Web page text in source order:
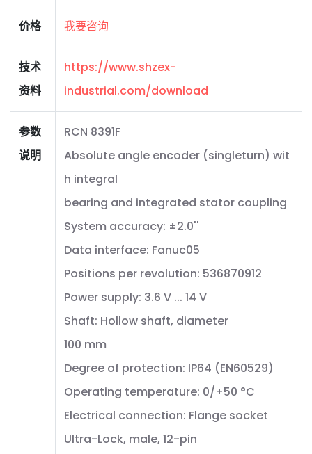
价格 我要咨询
技术
资料
https://www.shzex-
industrial.com/download
参数
说明
RCN 8391F
Absolute angle encoder (singleturn) wit
h integral
bearing and integrated stator coupling
System accuracy: ±2.0''
Data interface: Fanuc05
Positions per revolution: 536870912
Power supply: 3.6 V ... 14 V
Shaft: Hollow shaft, diameter
100 mm
Degree of protection: IP64 (EN60529)
Operating temperature: 0/+50 °C
Electrical connection: Flange socket
Ultra-Lock, male, 12-pin